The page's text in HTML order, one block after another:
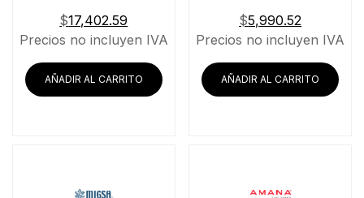
$17,402.59
Precios no incluyen IVA
AÑADIR AL CARRITO
$5,990.52
Precios no incluyen IVA
AÑADIR AL CARRITO